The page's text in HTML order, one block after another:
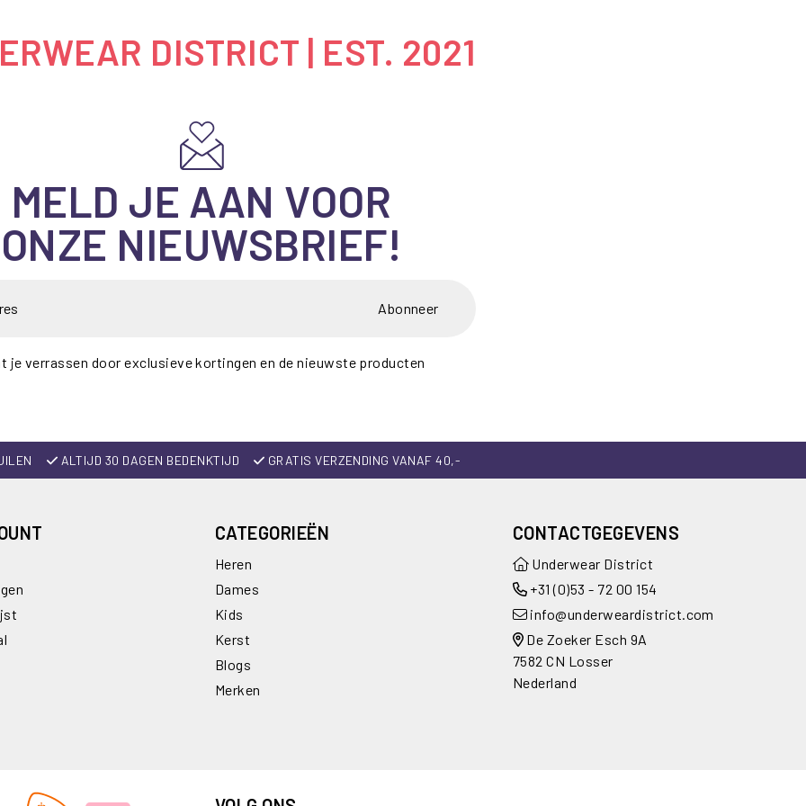
DISTRICT | EST. 2021
MELD JE AAN VOOR
ONZE NIEUWSBRIEF!
Abonneer
je verrassen door exclusieve kortingen en de nieuwste producten
ALTIJD 30 DAGEN BEDENKTIJD GRATIS VERZENDING VANAF 40,-
CATEGORIEËN
Heren
Dames
Kids
Kerst
Blogs
Merken
CONTACTGEGEVENS
Underwear District
+31 (0)53 - 72 00 154
info@underweardistrict.com
De Zoeker Esch 9A
7582 CN Losser
Nederland